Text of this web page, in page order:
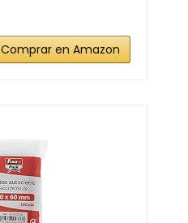
Comprar en Amazon